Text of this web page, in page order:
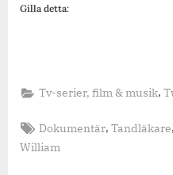
Gilla detta:
Tv-serier, film & musik,
Tags:
Dokumentär,Tandläkare
William